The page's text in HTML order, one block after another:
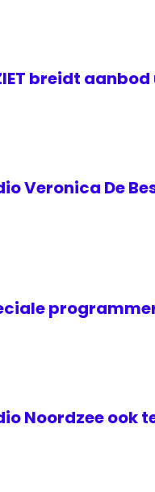
breidt
Veronica De
Noordzee ook